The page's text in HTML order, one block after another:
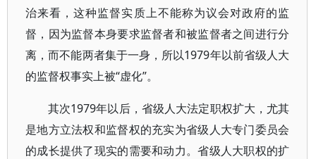
治来看，这种监督实质上不能称为议会对政府的监
督，因为监督本身要求监督者和被监督者之间进行分
离，而不能两者集于一身，所以1979年以前省级人大
的监督权事实上被“虚化”。
其次1979年以后，省级人大法定职权扩大，尤其
是地方立法权和监督权的充实为省级人大专门委员会
的成长提供了现实的需要和动力。省级人大职权的扩